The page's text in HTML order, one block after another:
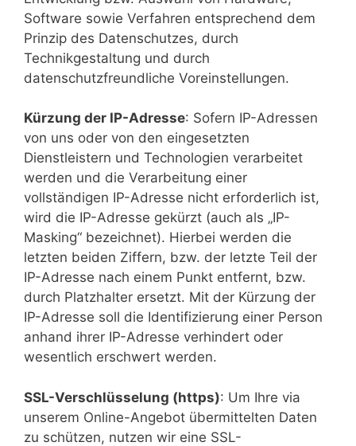
Software sowie Verfahren entsprechend dem
Prinzip des Datenschutzes, durch
Technikgestaltung und durch
datenschutzfreundliche Voreinstellungen.
Kürzung der IP-Adresse: Sofern IP-Adressen
von uns oder von den eingesetzten
Dienstleistern und Technologien verarbeitet
werden und die Verarbeitung einer
vollständigen IP-Adresse nicht erforderlich ist,
wird die IP-Adresse gekürzt (auch als „IP-
Masking“ bezeichnet). Hierbei werden die
letzten beiden Ziffern, bzw. der letzte Teil der
IP-Adresse nach einem Punkt entfernt, bzw.
durch Platzhalter ersetzt. Mit der Kürzung der
IP-Adresse soll die Identifizierung einer Person
anhand ihrer IP-Adresse verhindert oder
wesentlich erschwert werden.
SSL-Verschlüsselung (https): Um Ihre via
unserem Online-Angebot übermittelten Daten
zu schützen, nutzen wir eine SSL-